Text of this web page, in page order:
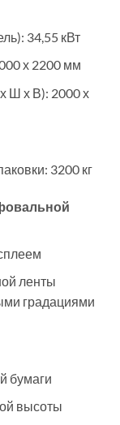
34,55 кВт
х 2200 мм
Ш х В): 2000 х
3200 кг
ленты
градациями
бумаги
высоты